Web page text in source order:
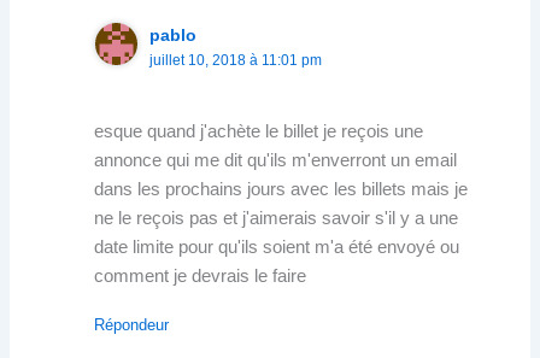
pablo
juillet 10, 2018 à 11:01 pm
esque quand j'achète le billet je reçois une
annonce qui me dit qu'ils m'enverront un email
dans les prochains jours avec les billets mais je
ne le reçois pas et j'aimerais savoir s'il y a une
date limite pour qu'ils soient m'a été envoyé ou
comment je devrais le faire
Répondeur